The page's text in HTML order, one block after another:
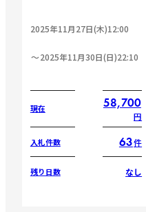
2025年11月27日(木)12:00
2025年11月30日(日)22:10
現在 58,700
円
入札件数 63件
残り日数 なし